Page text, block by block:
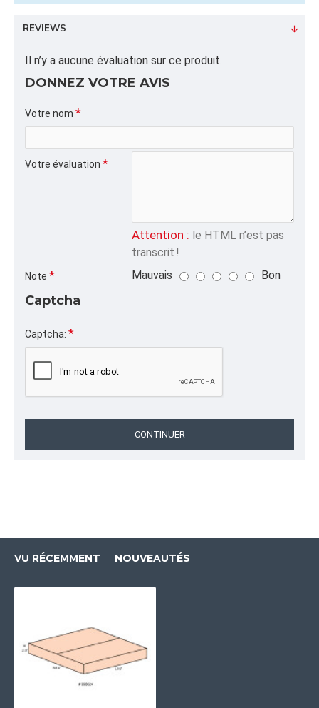
Quantité par palette: 156.00
Dimension/pallet: 44x44x26
ALPHA
BCARTON,FOURNITURE,BOITE,
CATÉGORIE
Coussins d'Air et Papier Kraft
REVIEWS
Il n’y a aucune évaluation sur ce produit.
DONNEZ VOTRE AVIS
Votre nom
Votre évaluation
Attention : le HTML n’est pas
transcrit !
Note Mauvais Bon
Captcha
Captcha:
CONTINUER
VU RÉCEMMENT NOUVEAUTÉS